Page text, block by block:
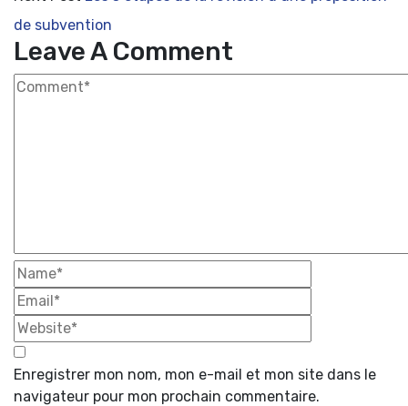
de subvention
Leave A Comment
Enregistrer mon nom, mon e-mail et mon site dans le
navigateur pour mon prochain commentaire.